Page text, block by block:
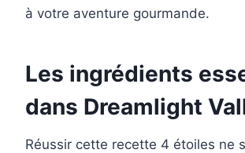
à votre aventure gourmande.
Les ingrédients
dans Dreamlight
Réussir cette recette 4 étoiles ne